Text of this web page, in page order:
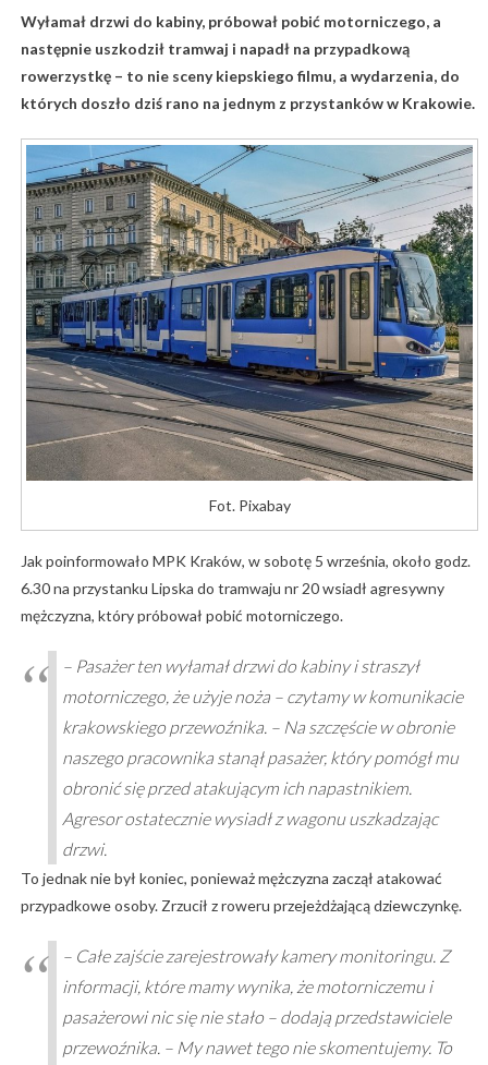
Wyłamał drzwi do kabiny, próbował pobić motorniczego, a
następnie uszkodził tramwaj i napadł na przypadkową
rowerzystkę – to nie sceny kiepskiego filmu, a wydarzenia, do
których doszło dziś rano na jednym z przystanków w Krakowie.
Fot. Pixabay
Jak poinformowało MPK Kraków, w sobotę 5 września, około godz.
6.30 na przystanku Lipska do tramwaju nr 20 wsiadł agresywny
mężczyzna, który próbował pobić motorniczego.
– Pasażer ten wyłamał drzwi do kabiny i straszył
motorniczego, że użyje noża – czytamy w komunikacie
krakowskiego przewoźnika. – Na szczęście w obronie
naszego pracownika stanął pasażer, który pomógł mu
obronić się przed atakującym ich napastnikiem.
Agresor ostatecznie wysiadł z wagonu uszkadzając
drzwi.
To jednak nie był koniec, ponieważ mężczyzna zaczął atakować
przypadkowe osoby. Zrzucił z roweru przejeżdżającą dziewczynkę.
– Całe zajście zarejestrowały kamery monitoringu. Z
informacji, które mamy wynika, że motorniczemu i
pasażerowi nic się nie stało – dodają przedstawiciele
przewoźnika. – My nawet tego nie skomentujemy. To